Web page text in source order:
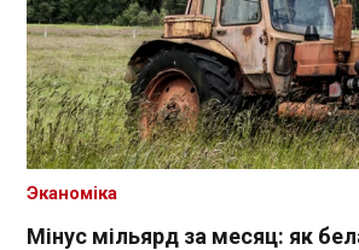
Мінус мільярд за месяц: як
Эканоміка